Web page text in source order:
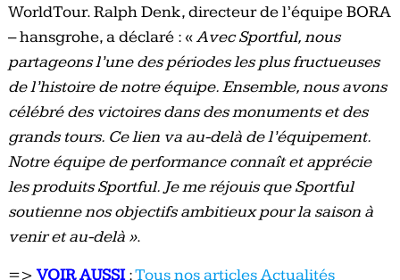
WorldTour. Ralph Denk, directeur de l’équipe BORA
– hansgrohe, a déclaré : «Avec Sportful, nous
partageons l’une des périodes les plus fructueuses
de l’histoire de notre équipe. Ensemble, nous avons
célébré des victoires dans des monuments et des
grands tours. Ce lien va au-delà de l’équipement.
Notre équipe de performance connaît et apprécie
les produits Sportful. Je me réjouis que Sportful
soutienne nos objectifs ambitieux pour la saison à
venir et au-delà ».
=>VOIR AUSSI:Tous nos articles Actualités